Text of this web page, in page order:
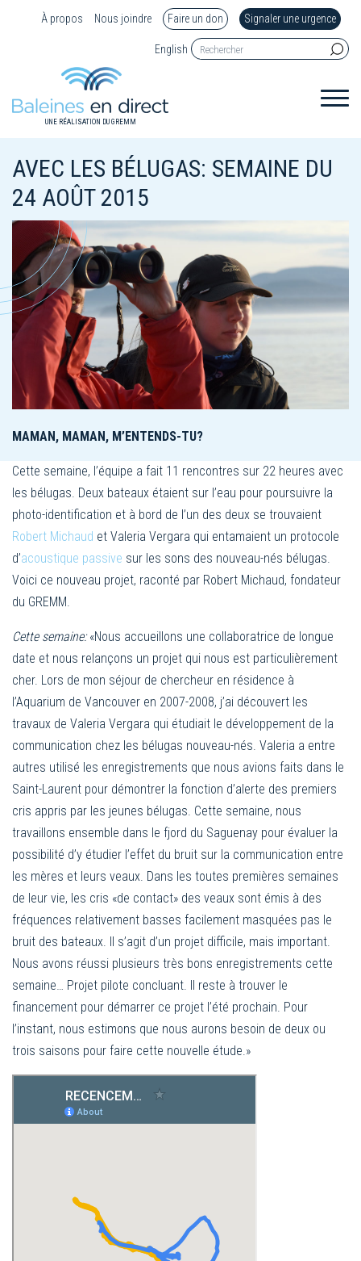
À propos Nous joindre Faire un don Signaler une urgence
English
UNE RÉALISATION DU GREMM
AVEC LES BÉLUGAS: SEMAINE DU
24 AOÛT 2015
MAMAN, MAMAN, M’ENTENDS-TU?
Cette semaine, l’équipe a fait 11 rencontres sur 22 heures avec
les bélugas. Deux bateaux étaient sur l’eau pour poursuivre la
photo-identification et à bord de l’un des deux se trouvaient
Robert Michaud et Valeria Vergara qui entamaient un protocole
d’acoustique passive sur les sons des nouveau-nés bélugas.
Voici ce nouveau projet, raconté par Robert Michaud, fondateur
du GREMM.
Cette semaine:«Nous accueillons une collaboratrice de longue
date et nous relançons un projet qui nous est particulièrement
cher. Lors de mon séjour de chercheur en résidence à
l’Aquarium de Vancouver en 2007-2008, j’ai découvert les
travaux de Valeria Vergara qui étudiait le développement de la
communication chez les bélugas nouveau-nés. Valeria a entre
autres utilisé les enregistrements que nous avions faits dans le
Saint-Laurent pour démontrer la fonction d’alerte des premiers
cris appris par les jeunes bélugas. Cette semaine, nous
travaillons ensemble dans le fjord du Saguenay pour évaluer la
possibilité d’y étudier l’effet du bruit sur la communication entre
les mères et leurs veaux. Dans les toutes premières semaines
de leur vie, les cris «de contact» des veaux sont émis à des
fréquences relativement basses facilement masquées pas le
bruit des bateaux. Il s’agit d’un projet difficile, mais important.
Nous avons réussi plusieurs très bons enregistrements cette
semaine… Projet pilote concluant. Il reste à trouver le
financement pour démarrer ce projet l’été prochain. Pour
l’instant, nous estimons que nous aurons besoin de deux ou
trois saisons pour faire cette nouvelle étude.»